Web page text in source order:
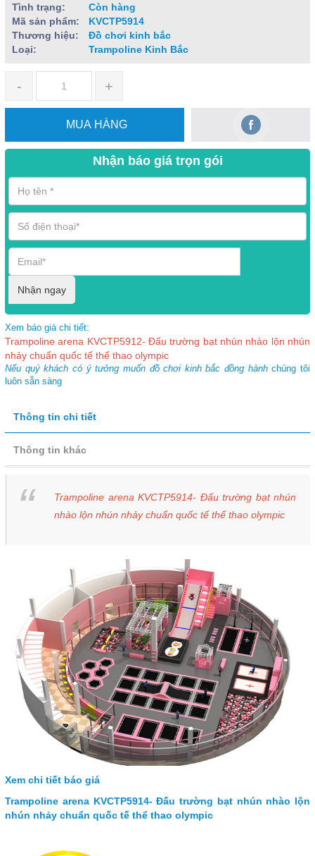
Tình trạng:
Còn hàng
Mã sản phẩm:
KVCTP5914
Thương hiệu:
Đồ chơi kinh bắc
Loại:
Trampoline Kinh Bắc
- +
MUA HÀNG
Nhận báo giá trọn gói
Nhận ngay
Xem báo giá chi tiết:
Trampoline arena KVCTP5912- Đấu trường bạt nhún nhào lộn nhún
nhảy chuẩn quốc tế thể thao olympic
Nếu quý khách có ý tưởng muốn đồ chơi kinh bắc đồng hànhchúng tôi
luôn sẵn sàng
Thông tin chi tiết
Thông tin khác
Trampoline arena KVCTP5914- Đấu trường bạt nhún
nhào lộn nhún nhảy chuẩn quốc tế thể thao olympic
Xem chi tiết báo giá
Trampoline arena KVCTP5914- Đấu trường bạt nhún nhào lộn
nhún nhảy chuẩn quốc tế thể thao olympic